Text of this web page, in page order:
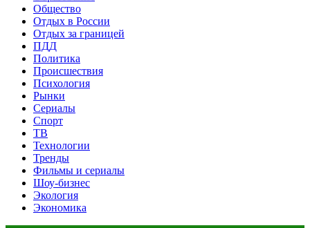
Общество
Отдых в России
Отдых за границей
ПДД
Политика
Происшествия
Психология
Рынки
Сериалы
Спорт
ТВ
Технологии
Тренды
Фильмы и сериалы
Шоу-бизнес
Экология
Экономика